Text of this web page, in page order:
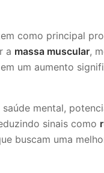
como principal
a massa muscular,
um aumento
mental,
sinais como
buscam uma